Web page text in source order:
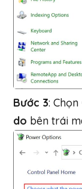
Bước 3: Chọn
do bên trái